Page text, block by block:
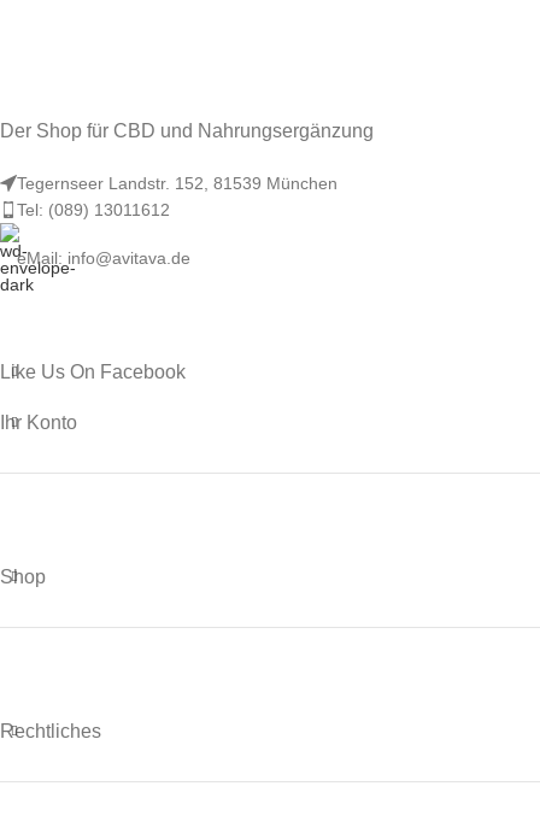
Der Shop für CBD und Nahrungsergänzung
Tegernseer Landstr. 152, 81539 München
Tel: (089) 13011612
eMail: info@avitava.de
Like Us On Facebook
Ihr Konto
Shop
Rechtliches